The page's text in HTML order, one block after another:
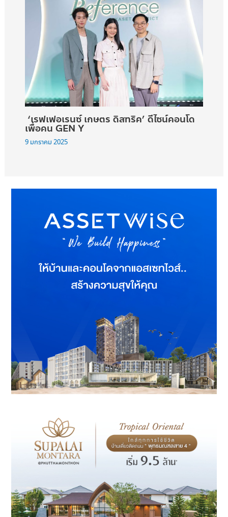
‘เรฟเฟอเรนซ์ เกษตร ดิสทริค’ ดีไซน์คอนโด
เพื่อคน GEN Y
9 มกราคม 2025